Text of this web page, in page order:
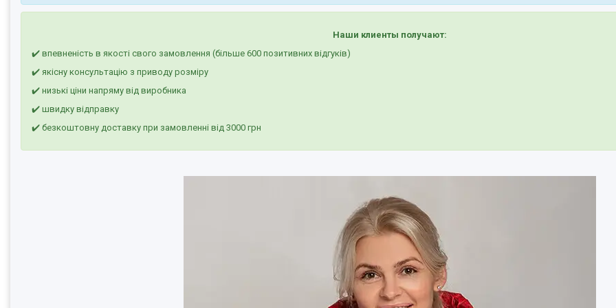
Наши клиенты получают:
✔️ впевненість в якості свого замовлення (більше 600 позитивних відгуків)
✔️ якісну консультацію з приводу розміру
✔️ низькі ціни напряму від виробника
✔️ швидку відправку
✔️ безкоштовну доставку при замовленні від 3000 грн